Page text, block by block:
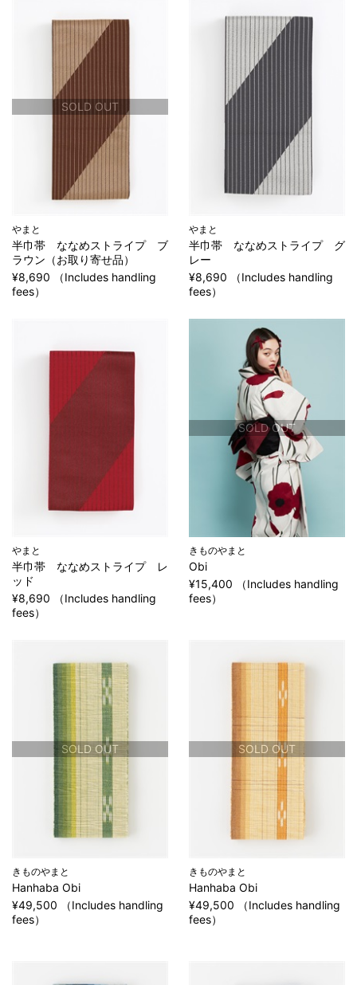
SOLD OUT
やまと
半巾帯 ななめストライプ ブ
ラウン（お取り寄せ品）
¥8,690 （Includes handling
fees）
やまと
半巾帯 ななめストライプ グ
レー
¥8,690 （Includes handling
fees）
やまと
半巾帯 ななめストライプ レ
ッド
¥8,690 （Includes handling
fees）
SOLD OUT
きものやまと
Obi
¥15,400 （Includes handling
fees）
SOLD OUT
きものやまと
Hanhaba Obi
¥49,500 （Includes handling
fees）
SOLD OUT
きものやまと
Hanhaba Obi
¥49,500 （Includes handling
fees）